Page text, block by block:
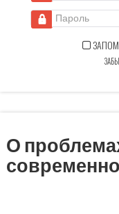
Пароль
О